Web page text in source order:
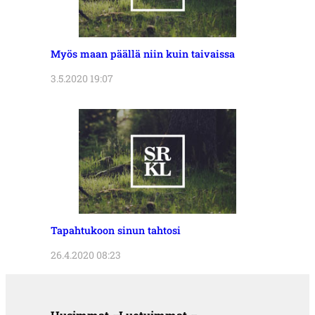
Myös maan päällä niin kuin taivaissa
3.5.2020 19:07
Tapahtukoon sinun tahtosi
26.4.2020 08:23